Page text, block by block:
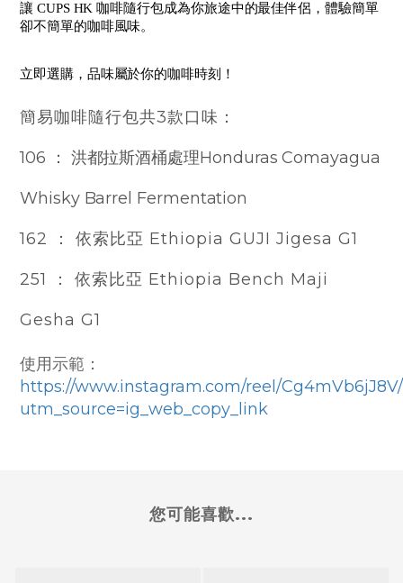
讓 CUPS HK 咖啡隨行包成為你旅途中的最佳伴侶，體驗簡單
卻不簡單的咖啡風味。
立即選購，品味屬於你的咖啡時刻！
簡易咖啡隨行包共3款口味：
106 ： 洪都拉斯酒桶處理Honduras Comayagua
Whisky Barrel Fermentation
162 ： 依索比亞 Ethiopia GUJI Jigesa G1
251 ： 依索比亞 Ethiopia Bench Maji
Gesha G1
使用示範：
https://www.instagram.com/reel/
utm_source=ig_web_copy_link
您可能喜歡...